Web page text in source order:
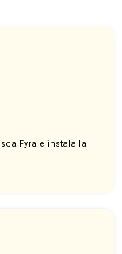
Fyra e instala la